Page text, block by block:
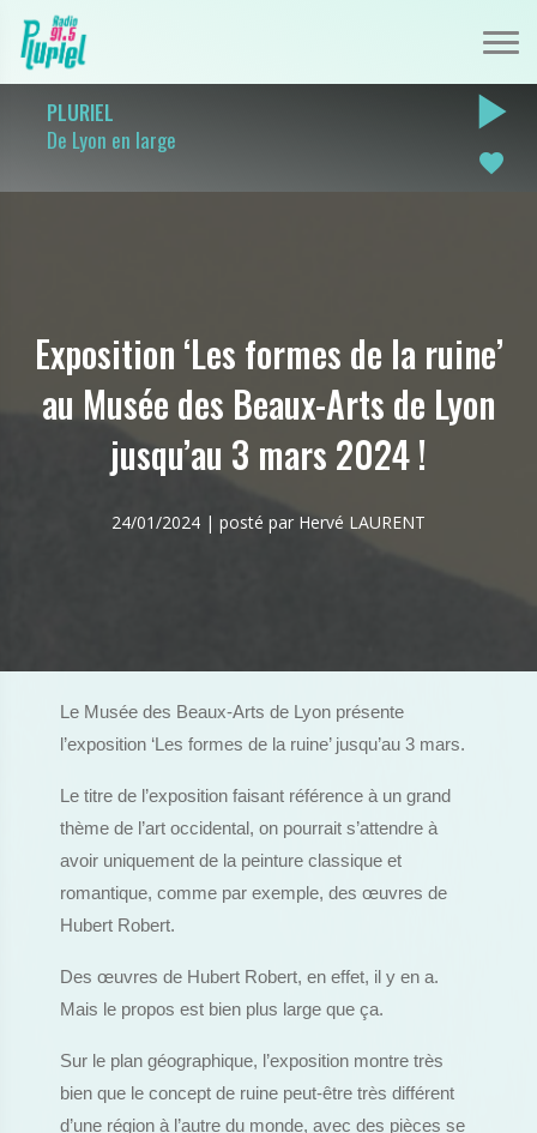
PLURIEL
De Lyon en large
play_arrow
favorite
Exposition ‘Les formes de la ruine’
au Musée des Beaux-Arts de Lyon
jusqu’au 3 mars 2024 !
24/01/2024 | posté par Hervé LAURENT
Le Musée des Beaux-Arts de Lyon présente
l’exposition ‘Les formes de la ruine’ jusqu’au 3 mars.
Le titre de l’exposition faisant référence à un grand
thème de l’art occidental, on pourrait s’attendre à
avoir uniquement de la peinture classique et
romantique, comme par exemple, des œuvres de
Hubert Robert.
Des œuvres de Hubert Robert, en effet, il y en a.
Mais le propos est bien plus large que ça.
Sur le plan géographique, l’exposition montre très
bien que le concept de ruine peut-être très différent
d’une région à l’autre du monde, avec des pièces se